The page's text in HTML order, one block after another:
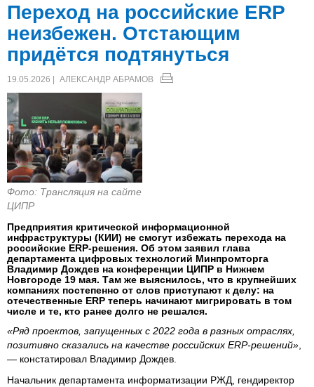
Переход на российские ERP
неизбежен. Отстающим
придётся подтянуться
19.05.2026 | АЛЕКСАНДР АБРАМОВ
Фото: Трансляция на сайте
ЦИПР
Предприятия критической информационной
инфраструктуры (КИИ) не смогут избежать перехода на
российские ERP-решения. Об этом заявил глава
департамента цифровых технологий Минпромторга
Владимир Дождев на конференции ЦИПР в Нижнем
Новгороде 19 мая. Там же выяснилось, что в крупнейших
компаниях постепенно от слов приступают к делу: на
отечественные ERP теперь начинают мигрировать в том
числе и те, кто ранее долго не решался.
«Ряд проектов, запущенных с 2022 года в разных отраслях,
позитивно сказались на качестве российских ERP-решений»
— констатировал Владимир Дождев.
Начальник департамента информатизации РЖД, гендиректор